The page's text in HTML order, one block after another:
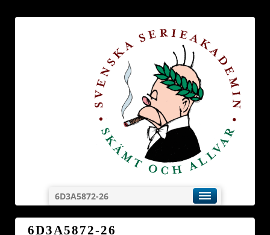
6D3A5872-26
6D3A5872-26